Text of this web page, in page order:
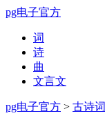
pg电子官方
词
诗
曲
文言文
pg电子官方 > 古诗词